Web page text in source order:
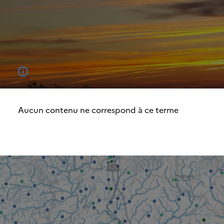
Aucun contenu ne correspond à ce terme